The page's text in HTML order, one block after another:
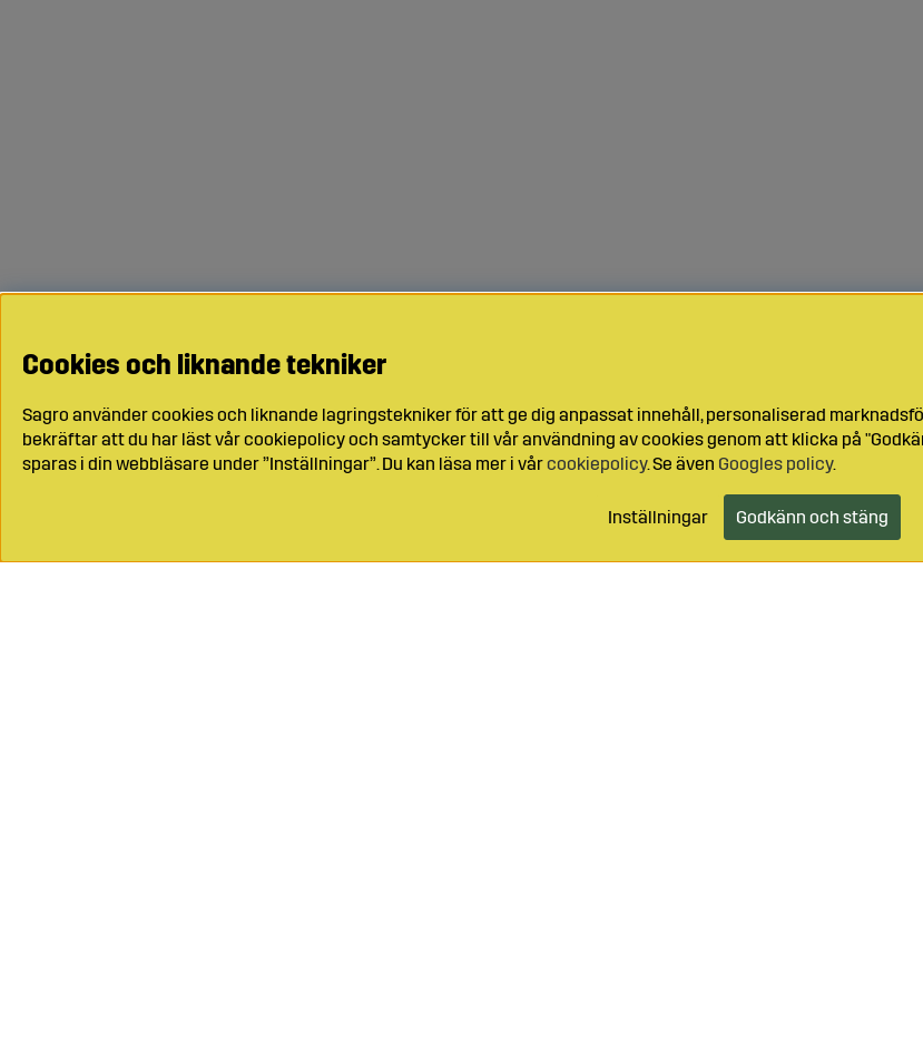
Cookies och liknande tekniker
Sagro använder cookies och liknande lagringstekniker för att ge dig anpassat innehåll, personaliserad
bekräftar att du har läst vår cookiepolicy och samtycker till vår användning av cookies genom att klicka på
sparas i din webbläsare under ”Inställningar”. Du kan läsa mer i vårcookiepolicy. Se även Googles policy.
Inställningar Godkänn och stäng